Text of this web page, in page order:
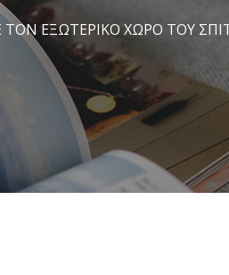
ΕΞΩΤΕΡΙΚΌ ΧΏΡΟ ΤΟΥ